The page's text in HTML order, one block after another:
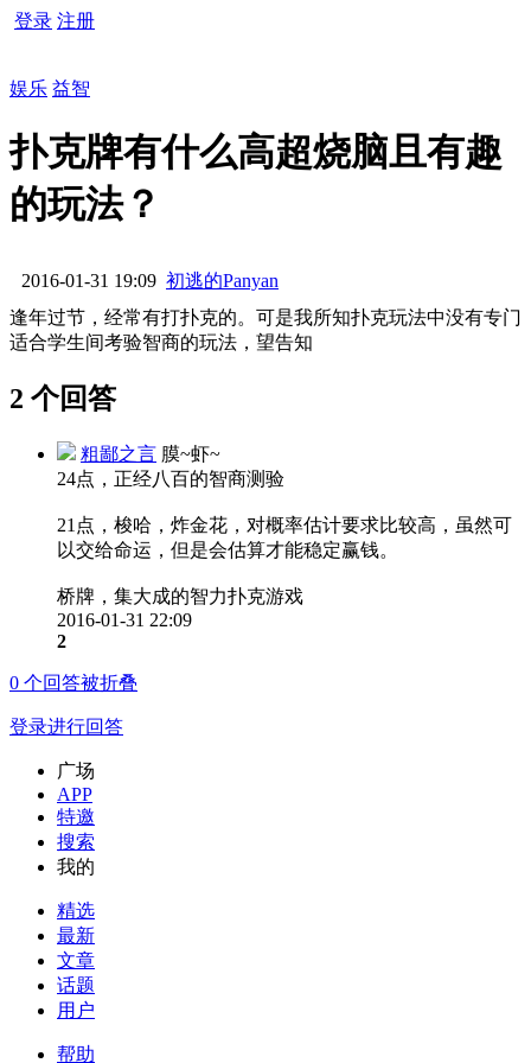
登录 注册
娱乐 益智
扑克牌有什么高超烧脑且有趣
的玩法？
2016-01-31 19:09 初逃的Panyan
逢年过节，经常有打扑克的。可是我所知扑克玩法中没有专门
适合学生间考验智商的玩法，望告知
2 个回答
粗鄙之言 膜~虾~
24点，正经八百的智商测验
21点，梭哈，炸金花，对概率估计要求比较高，虽然可
以交给命运，但是会估算才能稳定赢钱。
桥牌，集大成的智力扑克游戏
2016-01-31 22:09
2
0 个回答被折叠
登录进行回答
广场
APP
特邀
搜索
我的
精选
最新
文章
话题
用户
帮助